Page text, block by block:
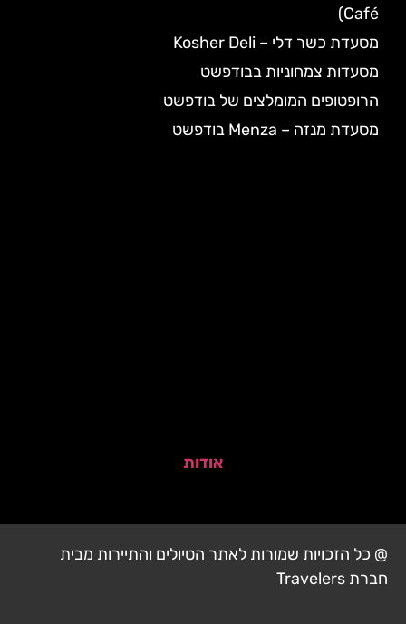
Café)
מסעדת כשר דלי – Kosher Deli
מסעדות צמחוניות בבודפשט
הרופטופים המומלצים של בודפשט
מסעדת מנזה – Menza בודפשט
אודות
@ כל הזכויות שמורות לאתר הטיולים והתיירות מבית
חברת Travelers